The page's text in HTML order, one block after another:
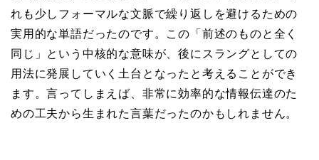
れも少しフォーマルな文脈で繰り返しを避けるための
実用的な単語だったのです。この「前述のものと全く
同じ」という中核的な意味が、後にスラングとしての
用法に発展していく土台となったと考えることができ
ます。言ってしまえば、非常に効率的な情報伝達のた
めの工夫から生まれた言葉だったのかもしれません。